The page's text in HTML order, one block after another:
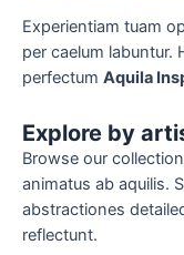
Experientiam tuam
per caelum labuntur.
perfectum Aquila
Explore by
Browse our
animatus ab aquilis.
abstractiones
reflectunt.